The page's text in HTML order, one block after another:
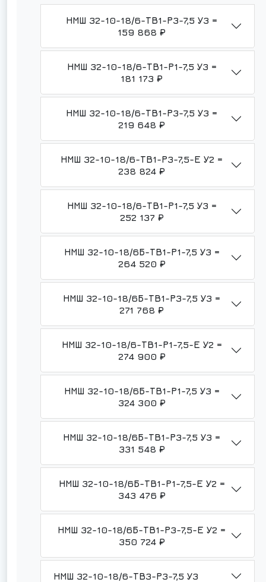
НМШ 32-10-18/6-ТВ1-Р3-7,5 У3 =
159 868 ₽
НМШ 32-10-18/6-ТВ1-Р1-7,5 У3 =
181 173 ₽
НМШ 32-10-18/6-ТВ1-Р3-7,5 У3 =
219 648 ₽
НМШ 32-10-18/6-ТВ1-Р3-7,5-Е У2 =
238 824 ₽
НМШ 32-10-18/6-ТВ1-Р1-7,5 У3 =
252 137 ₽
НМШ 32-10-18/6Б-ТВ1-Р1-7,5 У3 =
264 520 ₽
НМШ 32-10-18/6Б-ТВ1-Р3-7,5 У3 =
271 768 ₽
НМШ 32-10-18/6-ТВ1-Р1-7,5-Е У2 =
274 900 ₽
НМШ 32-10-18/6Б-ТВ1-Р1-7,5 У3 =
324 300 ₽
НМШ 32-10-18/6Б-ТВ1-Р3-7,5 У3 =
331 548 ₽
НМШ 32-10-18/6Б-ТВ1-Р1-7,5-Е У2 =
343 476 ₽
НМШ 32-10-18/6Б-ТВ1-Р3-7,5-Е У2 =
350 724 ₽
НМШ 32-10-18/6-ТВ3-Р3-7,5 У3